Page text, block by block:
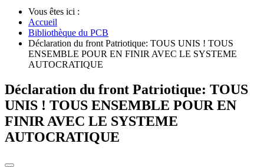
Vous êtes ici :
Accueil
Bibliothèque du PCB
Déclaration du front Patriotique: TOUS UNIS ! TOUS
ENSEMBLE POUR EN FINIR AVEC LE SYSTEME
AUTOCRATIQUE
Déclaration du front Patriotique: TOUS
UNIS ! TOUS ENSEMBLE POUR EN
FINIR AVEC LE SYSTEME
AUTOCRATIQUE